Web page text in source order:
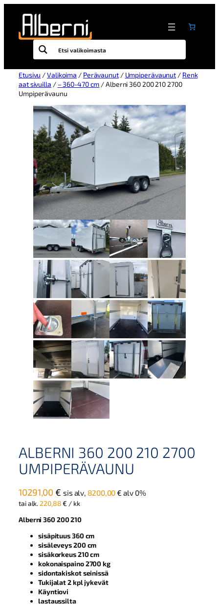
Etusivu /Valikoima / Perävaunut/ Umpiperävaunut / Renk
aat sivuilla / – 360-470 cm / Alberni 360 200 210 2700
Umpiperävaunu
ALBERNI 360 200 210 2700
UMPIPERÄVAUNU
10291,00 € sis alv, 8200,00€ alv 0%
tai alk. 220,88€ / kk
Alberni 360 200 210
sisäpituus 360 cm
sisäleveys 200 cm
sisäkorkeus 210 cm
kokonaispaino 2700 kg
sidontakiskot seinissä
Tukijalat 2 kpl jykevät
Käyntiovi
lastaussilta